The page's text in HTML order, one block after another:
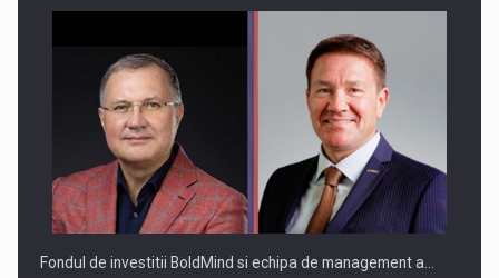
Fondul de investitii BoldMind si echipa de management a…